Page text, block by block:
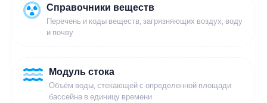
Справочники веществ
Перечень и коды веществ, загрязняющих воздух, воду
и почву
Модуль стока
Объём воды, стекающей с определенной площади
бассейна в единицу времени